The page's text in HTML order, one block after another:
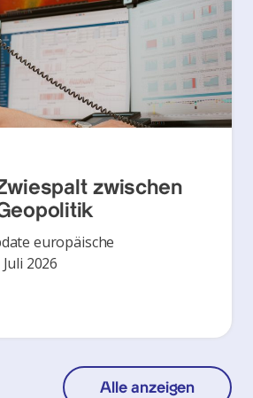
zwischen
europäische
2026
Alle anzeigen